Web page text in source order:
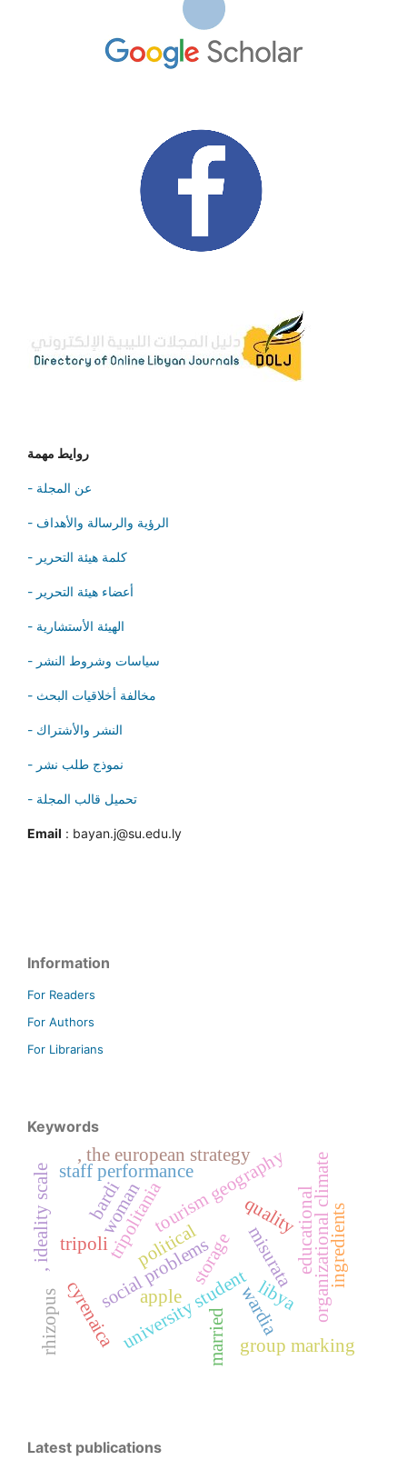
- عن المجلة
- الرؤية والرسالة والأهداف
- كلمة هيئة التحرير
- أعضاء هيئة التحرير
- الهيئة الأستشارية
- سياسات وشروط النشر
- مخالفة أخلاقيات البحث
- النشر والأشتراك
- نموذج طلب نشر
- تحميل قالب المجلة
Email : bayan.j@su.edu.ly
Information
For Readers
For Authors
For Librarians
Keywords
social problems
university student
married
apple
storage
wardia
quality
woman
cyrenaica
tripolitaniapolitical educationalorganizational climate
staff performance
, the european strategy
libya
ingredients
bardi tourism geography
, ideality scale
group marking
misurata
tripoli
rhizopus
Latest publications